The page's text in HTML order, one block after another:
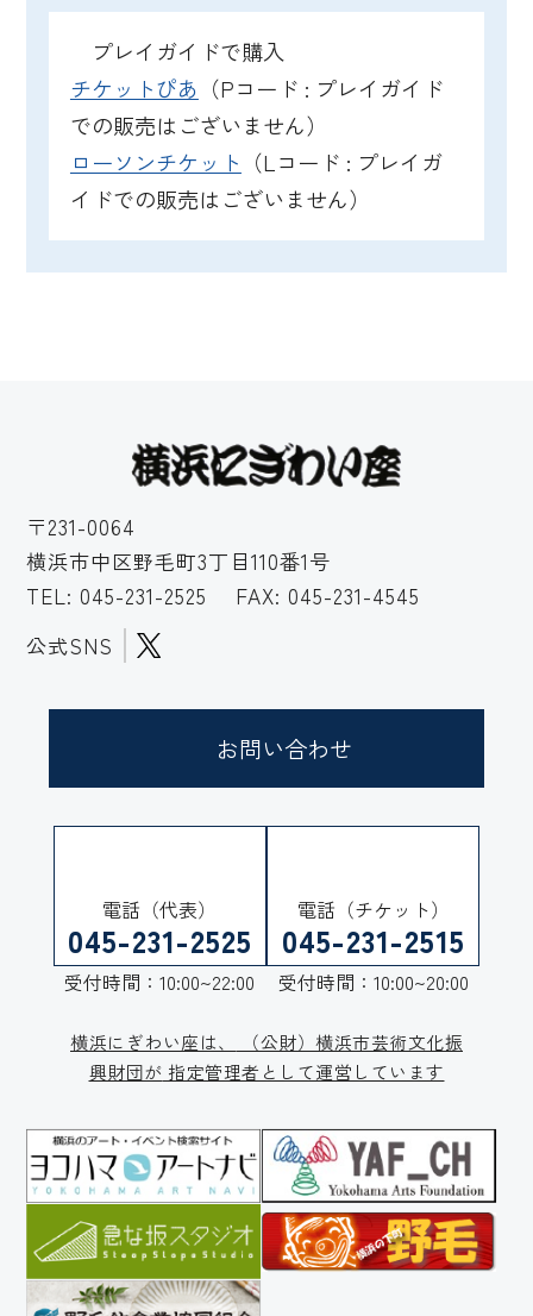
プレイガイドで購入
チケットぴあ （Pコード : プレイガイド
での販売はございません）
ローソンチケット （Lコード : プレイガ
イドでの販売はございません）
〒231-0064
横浜市中区野毛町3丁目110番1号
TEL: 045-231-2525
FAX: 045-231-4545
公式SNS
お問い合わせ
電話（代表）
045-231-2525
受付時間：10:00~22:00
電話（チケット）
045-231-2515
受付時間：10:00~20:00
横浜にぎわい座は、
（公財）横浜市芸術文化振
興財団が 指定管理者として運営しています